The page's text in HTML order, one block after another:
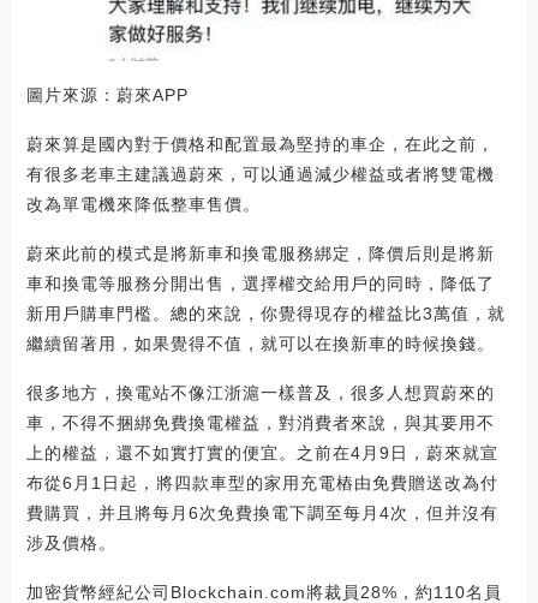
圖片來源：蔚來APP
蔚來算是國內對于價格和配置最為堅持的車企，在此之前，
有很多老車主建議過蔚來，可以通過減少權益或者將雙電機
改為單電機來降低整車售價。
蔚來此前的模式是將新車和換電服務綁定，降價后則是將新
車和換電等服務分開出售，選擇權交給用戶的同時，降低了
新用戶購車門檻。總的來說，你覺得現存的權益比3萬值，就
繼續留著用，如果覺得不值，就可以在換新車的時候換錢。
很多地方，換電站不像江浙滬一樣普及，很多人想買蔚來的
車，不得不捆綁免費換電權益，對消費者來說，與其要用不
上的權益，還不如實打實的便宜。之前在4月9日，蔚來就宣
布從6月1日起，將四款車型的家用充電樁由免費贈送改為付
費購買，并且將每月6次免費換電下調至每月4次，但并沒有
涉及價格。
加密貨幣經紀公司Blockchain.com將裁員28%，約110名員